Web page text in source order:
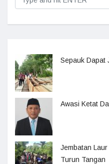
Sepauk Dapat
Awasi Ketat
Jembatan
Turun Tangan